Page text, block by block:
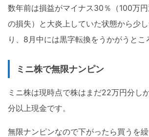
数年前は損益がマイナス30％（100万
の損失）と大炎上していた状態から少
り、8月中には黒字転換をうかがうとこ
ミニ株で無限ナンピン
ミニ株は現時点で株はまだ22万円分し
分以上現金です。
無限ナンピンなので下がったら買うを